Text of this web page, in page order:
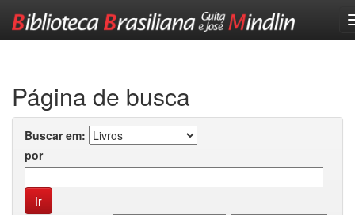
Página de busca
Buscar em:
por